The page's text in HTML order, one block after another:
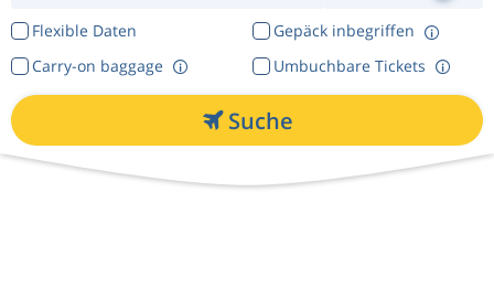
Flexible Daten
Gepäck inbegriffen
Umbuchbare Tickets
Carry-on baggage
Suche